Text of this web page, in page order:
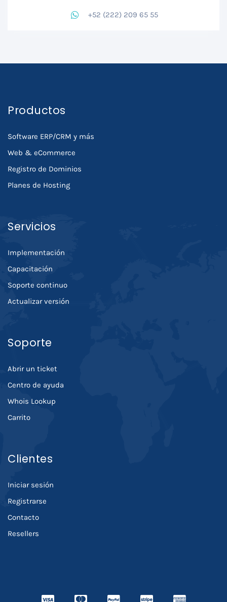
+52 (222) 209 65 55
Productos
Software ERP/CRM y más
Web & eCommerce
Registro de Dominios
Planes de Hosting
Servicios
Implementación
Capacitación
Soporte continuo
Actualizar versión
Soporte
Abrir un ticket
Centro de ayuda
Whois Lookup
Carrito
Clientes
Iniciar sesión
Registrarse
Contacto
Resellers